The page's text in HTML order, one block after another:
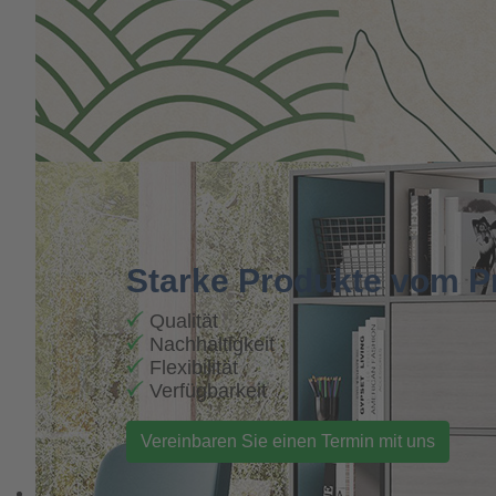
Starke Produkte vom
Qualität
Nachhaltigkeit
Flexibilität
Verfügbarkeit
Vereinbaren Sie einen Termin mit uns